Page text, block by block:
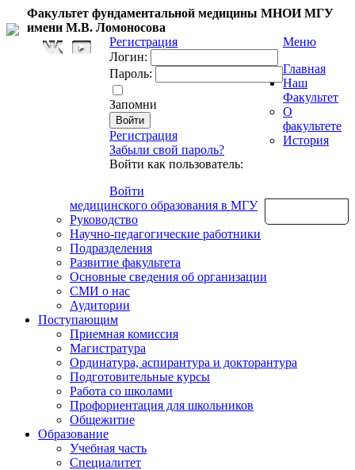
Факультет фундаментальной медицины МНОИ МГУ
имени М.В. Ломоносова
Регистрация
Логин:
Пароль:
Запомни
Регистрация
Забыли свой пароль?
Войти как пользователь:
Войти
Меню
Главная
Наш
Факультет
О
факультете
История
медицинского образования в МГУ
Руководство
Научно-педагогические работники
Подразделения
Развитие факультета
Основные сведения об организации
СМИ о нас
Аудитории
Поступающим
Приемная комиссия
Магистратура
Ординатура, аспирантура и докторантура
Подготовительные курсы
Работа со школами
Профориентация для школьников
Общежитие
Образование
Учебная часть
Специалитет